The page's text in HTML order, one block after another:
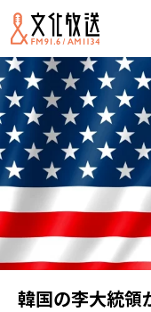
韓国の李大統領